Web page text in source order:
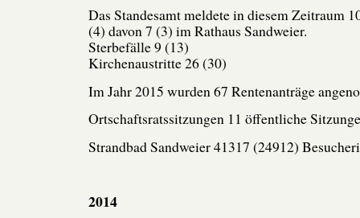
Das Standesamt meldete in diesem Zeitraum
(4) davon 7 (3) im Rathaus Sandweier.
Sterbefälle 9 (13)
Kirchenaustritte 26 (30)
Im Jahr 2015 wurden 67 Rentenanträge
Ortschaftsratssitzungen 11 öffentliche
Strandbad Sandweier 41317 (24912)
2014